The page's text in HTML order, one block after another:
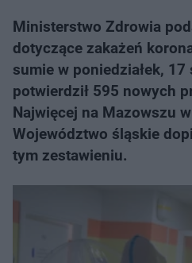
Ministerstwo Zdrowia
dotyczące zakażeń
sumie w poniedziałek,
potwierdził 595 nowych
Najwięcej na Mazowszu
Województwo śląskie
tym zestawieniu.